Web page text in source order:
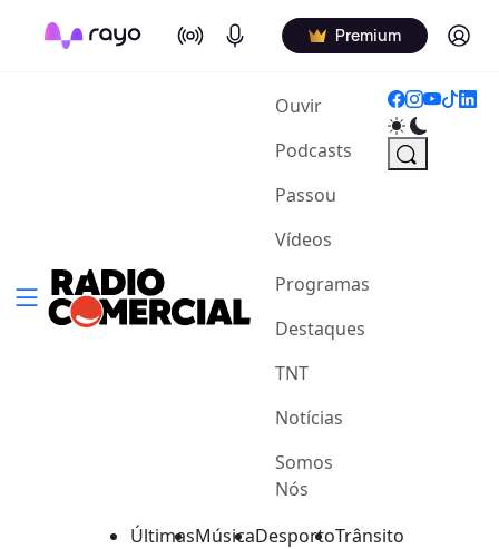
On Air Podcasts Premium Log in
Ouvir(current)
Podcasts
Passou
Vídeos
Programas
Destaques
TNT
Notícias
Somos
Nós
ÚltimasMúsicaDesportoTrânsito